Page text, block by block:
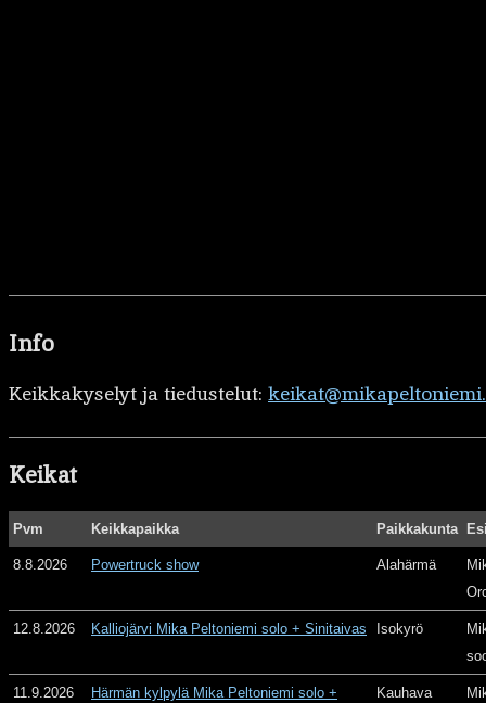
Info
Keikkakyselyt ja tiedustelut:
Keikat
Pvm Keikkapaikka Paikkakunta
8.8.2026 Powertruck show Alahärmä
12.8.2026 Kalliojärvi Mika Peltoniemi solo + Sinitaivas Isokyrö
11.9.2026
Härmän kylpylä Mika Peltoniemi solo +
Kauhava